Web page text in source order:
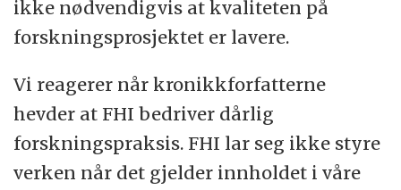
ikke nødvendigvis at kvaliteten på
forskningsprosjektet er lavere.
Vi reagerer når kronikkforfatterne
hevder at FHI bedriver dårlig
forskningspraksis. FHI lar seg ikke styre
verken når det gjelder innholdet i våre